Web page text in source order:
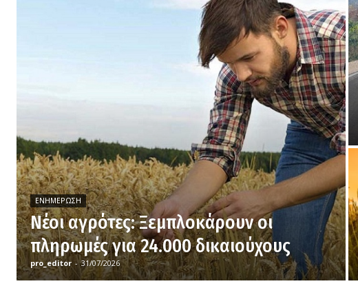
ΕΝΗΜΈΡΩΣΗ
Νέοι αγρότες: Ξεμπλοκάρουν οι
πληρωμές για 24.000 δικαιούχους
pro_editor - 31/07/2026